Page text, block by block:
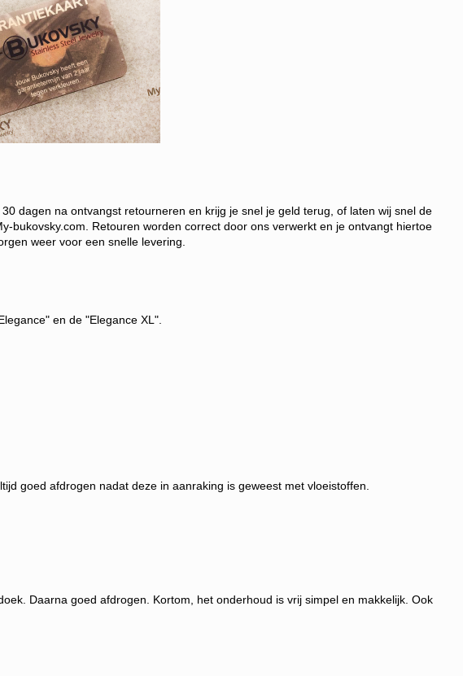
dagen na ontvangst retourneren en krijg je snel je geld terug, of laten wij snel de
bukovsky.com. Retouren worden correct door ons verwerkt en je ontvangt hiertoe
weer voor een snelle levering.
en de "Elegance XL".
goed afdrogen nadat deze in aanraking is geweest met vloeistoffen.
Daarna goed afdrogen. Kortom, het onderhoud is vrij simpel en makkelijk. Ook